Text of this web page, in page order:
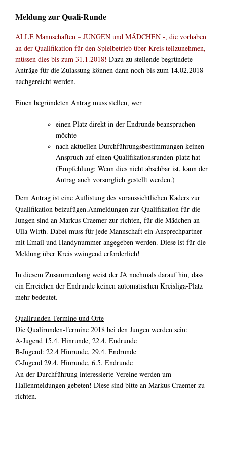
Meldung zur Quali-Runde
ALLE Mannschaften – JUNGEN und MÄDCHEN -, die vorhaben
an der Qualifikation für den Spielbetrieb über Kreis teilzunehmen,
müssen dies bis zum 31.1.2018! Dazu zu stellende begründete
Anträge für die Zulassung können dann noch bis zum 14.02.2018
nachgereicht werden.
Einen begründeten Antrag muss stellen, wer
einen Platz direkt in der Endrunde beanspruchen
möchte
nach aktuellen Durchführungsbestimmungen keinen
Anspruch auf einen Qualifikationsrunden-platz hat
(Empfehlung: Wenn dies nicht absehbar ist, kann der
Antrag auch vorsorglich gestellt werden.)
Dem Antrag ist eine Auflistung des voraussichtlichen Kaders zur
Qualifikation beizufügen.Anmeldungen zur Qualifikation für die
Jungen sind an Markus Craemer zur richten, für die Mädchen an
Ulla Wirth. Dabei muss für jede Mannschaft ein Ansprechpartner
mit Email und Handynummer angegeben werden. Diese ist für die
Meldung über Kreis zwingend erforderlich!
In diesem Zusammenhang weist der JA nochmals darauf hin, dass
ein Erreichen der Endrunde keinen automatischen Kreisliga-Platz
mehr bedeutet.
Qualirunden-Termine und Orte
Die Qualirunden-Termine 2018 bei den Jungen werden sein:
A-Jugend 15.4. Hinrunde, 22.4. Endrunde
B-Jugend: 22.4 Hinrunde, 29.4. Endrunde
C-Jugend 29.4. Hinrunde, 6.5. Endrunde
An der Durchführung interessierte Vereine werden um
Hallenmeldungen gebeten! Diese sind bitte an Markus Craemer zu
richten.